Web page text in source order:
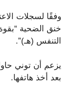
وفقًا لسجلات
خنق الضحية
التنفس (هـ)”.
بعد أخذ هاتفها.